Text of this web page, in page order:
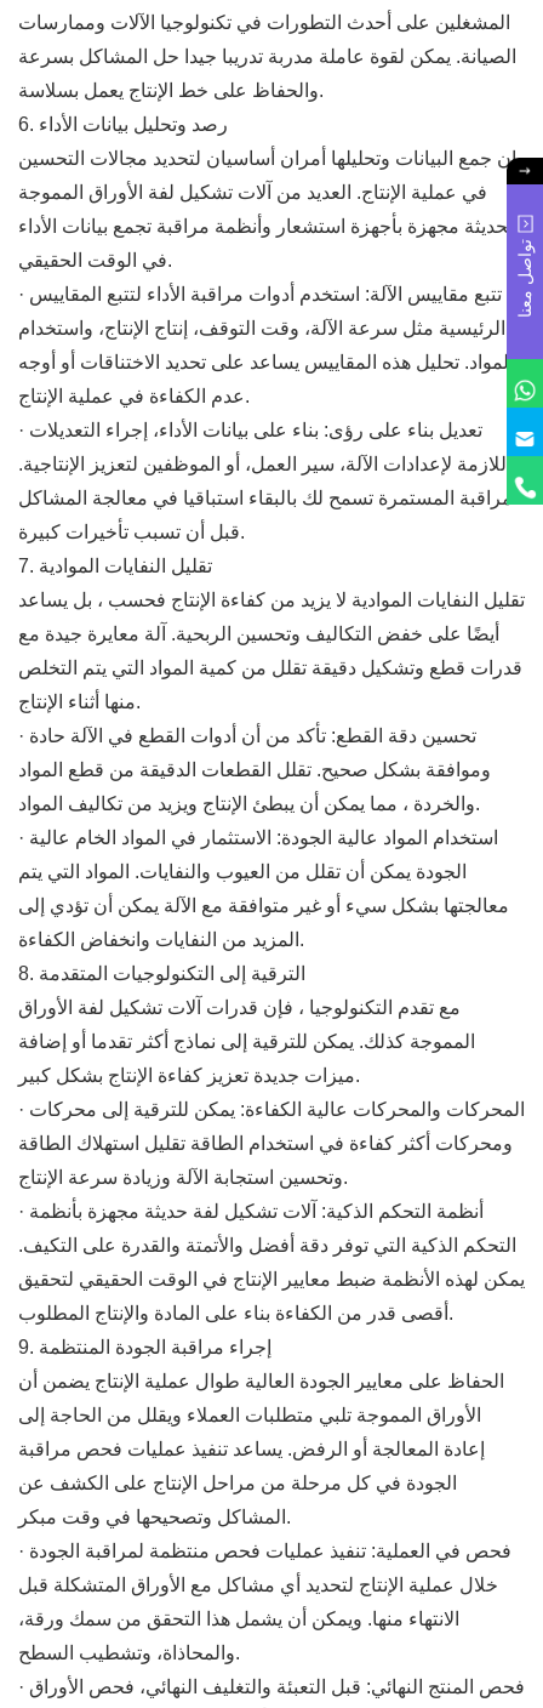
المشغلين على أحدث التطورات في تكنولوجيا الآلات وممارسات
الصيانة. يمكن لقوة عاملة مدربة تدريبا جيدا حل المشاكل بسرعة
والحفاظ على خط الإنتاج يعمل بسلاسة.
6. رصد وتحليل بيانات الأداء
إن جمع البيانات وتحليلها أمران أساسيان لتحديد مجالات التحسين
في عملية الإنتاج. العديد من آلات تشكيل لفة الأوراق المموجة
الحديثة مجهزة بأجهزة استشعار وأنظمة مراقبة تجمع بيانات الأداء
في الوقت الحقيقي.
· تتبع مقاييس الآلة: استخدم أدوات مراقبة الأداء لتتبع المقاييس
الرئيسية مثل سرعة الآلة، وقت التوقف، إنتاج الإنتاج، واستخدام
المواد. تحليل هذه المقاييس يساعد على تحديد الاختناقات أو أوجه
عدم الكفاءة في عملية الإنتاج.
· تعديل بناء على رؤى: بناء على بيانات الأداء، إجراء التعديلات
اللازمة لإعدادات الآلة، سير العمل، أو الموظفين لتعزيز الإنتاجية.
المراقبة المستمرة تسمح لك بالبقاء استباقيا في معالجة المشاكل
قبل أن تسبب تأخيرات كبيرة.
7. تقليل النفايات الموادية
تقليل النفايات الموادية لا يزيد من كفاءة الإنتاج فحسب ، بل يساعد
أيضًا على خفض التكاليف وتحسين الربحية. آلة معايرة جيدة مع
قدرات قطع وتشكيل دقيقة تقلل من كمية المواد التي يتم التخلص
منها أثناء الإنتاج.
· تحسين دقة القطع: تأكد من أن أدوات القطع في الآلة حادة
وموافقة بشكل صحيح. تقلل القطعات الدقيقة من قطع المواد
والخردة ، مما يمكن أن يبطئ الإنتاج ويزيد من تكاليف المواد.
· استخدام المواد عالية الجودة: الاستثمار في المواد الخام عالية
الجودة يمكن أن تقلل من العيوب والنفايات. المواد التي يتم
معالجتها بشكل سيء أو غير متوافقة مع الآلة يمكن أن تؤدي إلى
المزيد من النفايات وانخفاض الكفاءة.
8. الترقية إلى التكنولوجيات المتقدمة
مع تقدم التكنولوجيا ، فإن قدرات آلات تشكيل لفة الأوراق
المموجة كذلك. يمكن للترقية إلى نماذج أكثر تقدما أو إضافة
ميزات جديدة تعزيز كفاءة الإنتاج بشكل كبير.
· المحركات والمحركات عالية الكفاءة: يمكن للترقية إلى محركات
ومحركات أكثر كفاءة في استخدام الطاقة تقليل استهلاك الطاقة
وتحسين استجابة الآلة وزيادة سرعة الإنتاج.
· أنظمة التحكم الذكية: آلات تشكيل لفة حديثة مجهزة بأنظمة
التحكم الذكية التي توفر دقة أفضل والأتمتة والقدرة على التكيف.
يمكن لهذه الأنظمة ضبط معايير الإنتاج في الوقت الحقيقي لتحقيق
أقصى قدر من الكفاءة بناء على المادة والإنتاج المطلوب.
9. إجراء مراقبة الجودة المنتظمة
الحفاظ على معايير الجودة العالية طوال عملية الإنتاج يضمن أن
الأوراق المموجة تلبي متطلبات العملاء ويقلل من الحاجة إلى
إعادة المعالجة أو الرفض. يساعد تنفيذ عمليات فحص مراقبة
الجودة في كل مرحلة من مراحل الإنتاج على الكشف عن
المشاكل وتصحيحها في وقت مبكر.
· فحص في العملية: تنفيذ عمليات فحص منتظمة لمراقبة الجودة
خلال عملية الإنتاج لتحديد أي مشاكل مع الأوراق المتشكلة قبل
الانتهاء منها. ويمكن أن يشمل هذا التحقق من سمك ورقة،
والمحاذاة، وتشطيب السطح.
· فحص المنتج النهائي: قبل التعبئة والتغليف النهائي، فحص الأوراق
تواصل معنا